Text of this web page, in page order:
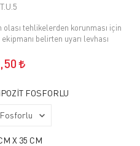
olası tehlikelerden korunması için
belirten uyarı levhası
FOSFORLU
X 35 CM